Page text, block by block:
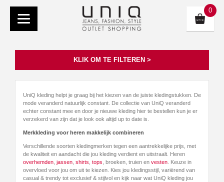
0
KLIK OM TE FILTEREN >
UniQ kleding helpt je graag bij het kiezen van de juiste kledingstukken. De
mode veranderd natuurlijk constant. De collectie van UniQ veranderd
echter constant mee en door je nieuwe kleding hier te bestellen kun je er
verzekerd van zijn dat je look ook altijd up to date is.
Merkkleding voor heren makkelijk combineren
Verschillende soorten kledingmerken tegen een aantrekkelijke prijs, met
de kwaliteit en aandacht die jou kleding verdient en uitstraalt. Heren
overhemden jassen shirts tops , broeken, truien en vesten . Keuze in
overvloed voor jou om uit te kiezen. Kies jou kledingsstijl, variërend van
casual & trendy tot exclusief & stijlvol en kijk naar wat UniQ kleding jou